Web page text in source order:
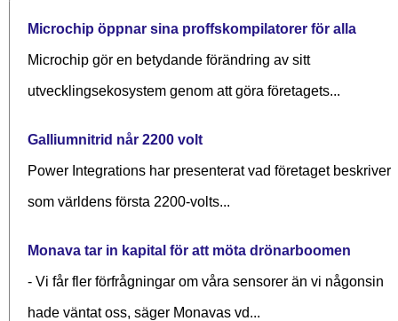
Microchip öppnar sina proffskompilatorer för alla
Microchip gör en betydande förändring av sitt
utvecklingsekosystem genom att göra företagets...
Galliumnitrid når 2200 volt
Power Integrations har presenterat vad företaget beskriver
som världens första 2200-volts...
Monava tar in kapital för att möta drönarboomen
- Vi får fler förfrågningar om våra sensorer än vi någonsin
hade väntat oss, säger Monavas vd...